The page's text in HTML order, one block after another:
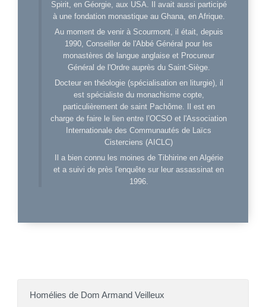
Spirit, en Géorgie, aux USA. Il avait aussi participé
à une fondation monastique au Ghana, en Afrique.
Au moment de venir à Scourmont, il était, depuis
1990, Conseiller de l'Abbé Général pour les
monastères de langue anglaise et Procureur
Général de l'Ordre auprès du Saint-Siège.
Docteur en théologie (spécialisation en liturgie), il
est spécialiste du monachisme copte,
particulièrement de saint Pachôme. Il est en
charge de faire le lien entre l’OCSO et l'Association
Internationale des Communautés de Laïcs
Cisterciens (AICLC)
Il a bien connu les moines de Tibhirine en Algérie
et a suivi de près l'enquête sur leur assassinat en
1996.
Homélies de Dom Armand Veilleux